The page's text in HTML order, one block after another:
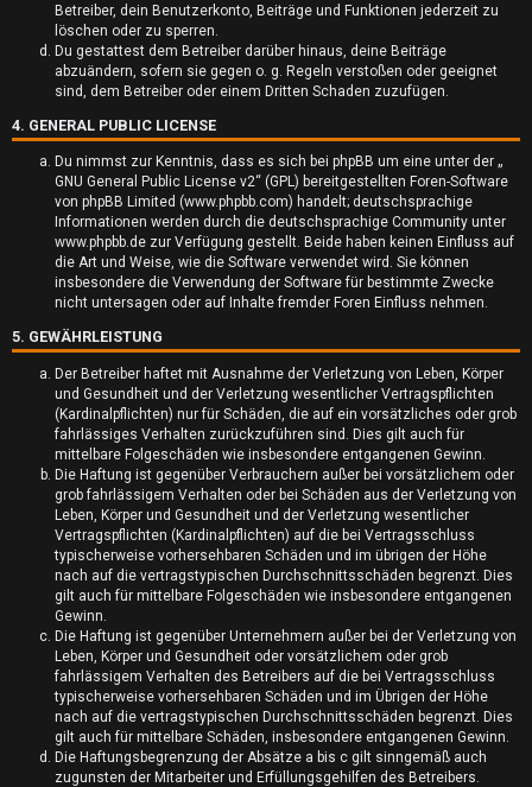
h
Betreiber, dein Benutzerkonto, Beiträge und Funktionen jederzeit zu
löschen oder zu sperren.
Du gestattest dem Betreiber darüber hinaus, deine Beiträge
abzuändern, sofern sie gegen o. g. Regeln verstoßen oder geeignet
sind, dem Betreiber oder einem Dritten Schaden zuzufügen.
4. GENERAL PUBLIC LICENSE
Du nimmst zur Kenntnis, dass es sich bei phpBB um eine unter der „
GNU General Public License v2“ (GPL) bereitgestellten Foren-Software
von phpBB Limited (www.phpbb.com) handelt; deutschsprachige
Informationen werden durch die deutschsprachige Community unter
www.phpbb.de zur Verfügung gestellt. Beide haben keinen Einfluss auf
die Art und Weise, wie die Software verwendet wird. Sie können
insbesondere die Verwendung der Software für bestimmte Zwecke
nicht untersagen oder auf Inhalte fremder Foren Einfluss nehmen.
5. GEWÄHRLEISTUNG
Der Betreiber haftet mit Ausnahme der Verletzung von Leben, Körper
und Gesundheit und der Verletzung wesentlicher Vertragspflichten
(Kardinalpflichten) nur für Schäden, die auf ein vorsätzliches oder grob
fahrlässiges Verhalten zurückzuführen sind. Dies gilt auch für
mittelbare Folgeschäden wie insbesondere entgangenen Gewinn.
Die Haftung ist gegenüber Verbrauchern außer bei vorsätzlichem oder
grob fahrlässigem Verhalten oder bei Schäden aus der Verletzung von
Leben, Körper und Gesundheit und der Verletzung wesentlicher
Vertragspflichten (Kardinalpflichten) auf die bei Vertragsschluss
typischerweise vorhersehbaren Schäden und im übrigen der Höhe
nach auf die vertragstypischen Durchschnittsschäden begrenzt. Dies
gilt auch für mittelbare Folgeschäden wie insbesondere entgangenen
Gewinn.
Die Haftung ist gegenüber Unternehmern außer bei der Verletzung von
Leben, Körper und Gesundheit oder vorsätzlichem oder grob
fahrlässigem Verhalten des Betreibers auf die bei Vertragsschluss
typischerweise vorhersehbaren Schäden und im Übrigen der Höhe
nach auf die vertragstypischen Durchschnittsschäden begrenzt. Dies
gilt auch für mittelbare Schäden, insbesondere entgangenen Gewinn.
Die Haftungsbegrenzung der Absätze a bis c gilt sinngemäß auch
zugunsten der Mitarbeiter und Erfüllungsgehilfen des Betreibers.